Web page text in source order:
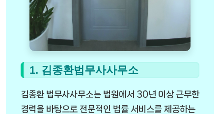
1. 김종환법무사사무소
김종환 법무사사무소는 법원에서 30년 이상 근무한
경력을 바탕으로 전문적인 법률 서비스를 제공하는